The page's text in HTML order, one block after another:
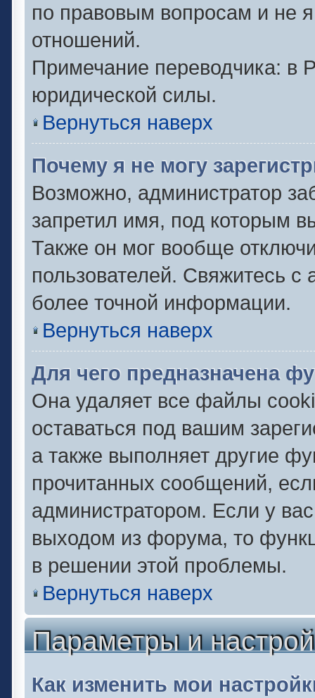
по правовым вопросам и не
отношений.
Примечание переводчика: в
юридической силы.
Вернуться наверх
Почему я не могу
Возможно, администратор
запретил имя, под которым
Также он мог вообще
пользователей. Свяжитесь
более точной информации.
Вернуться наверх
Для чего предназначена
Она удаляет все файлы
оставаться под вашим
а также выполняет другие
прочитанных сообщений,
администратором. Если у
выходом из форума, то
в решении этой проблемы.
Вернуться наверх
Параметры и
Как изменить мои